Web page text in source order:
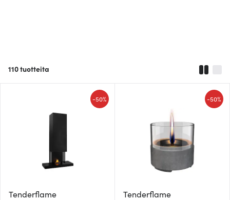
110tuotteita
Tenderflame
-50%
Tenderflame
-50%